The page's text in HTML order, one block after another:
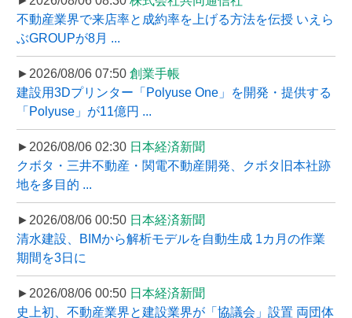
不動産業界で来店率と成約率を上げる方法を伝授 いえら
ぶGROUPが8月 ...
►2026/08/06 07:50 創業手帳
建設用3Dプリンター「Polyuse One」を開発・提供する
「Polyuse」が11億円 ...
►2026/08/06 02:30 日本経済新聞
クボタ・三井不動産・関電不動産開発、クボタ旧本社跡
地を多目的 ...
►2026/08/06 00:50 日本経済新聞
清水建設、BIMから解析モデルを自動生成 1カ月の作業
期間を3日に
►2026/08/06 00:50 日本経済新聞
史上初、不動産業界と建設業界が「協議会」設置 両団体